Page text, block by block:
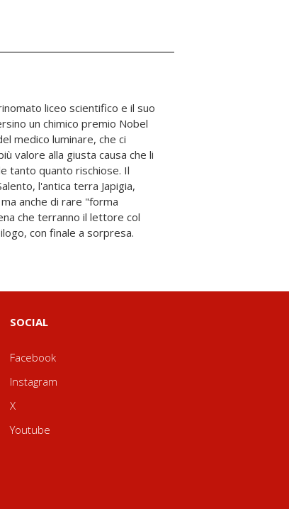
con finale a sorpresa.
SOCIAL
Facebook
Instagram
X
Youtube